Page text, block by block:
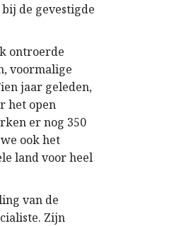
de gevestigde
ontroerde
voormalige
jaar geleden,
het open
er nog 350
ook het
land voor heel
van de
Zijn